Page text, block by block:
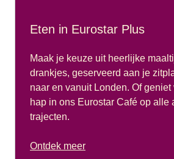
Eten in Eurostar Plus
Maak je keuze uit heerlijke
drankjes, geserveerd aan je
naar en vanuit Londen. Of
hap in ons Eurostar Café op alle
trajecten.
Ontdek meer